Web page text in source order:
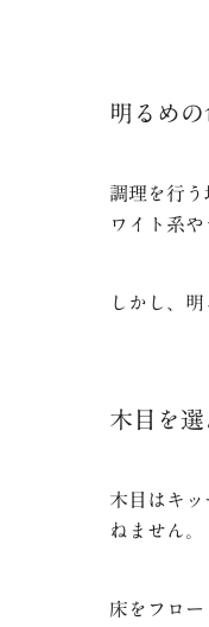
明るめ
調理を行
ワイト系
しかし、
木目を
木目はキ
ねません。
床をフロ